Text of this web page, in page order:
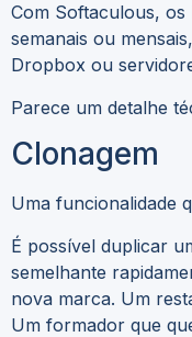
Com Softaculous,
semanais ou
Dropbox ou
Parece um detalhe
Clonagem
Uma funcionalidade
É possível duplicar
semelhante
nova marca. Um
Um formador que